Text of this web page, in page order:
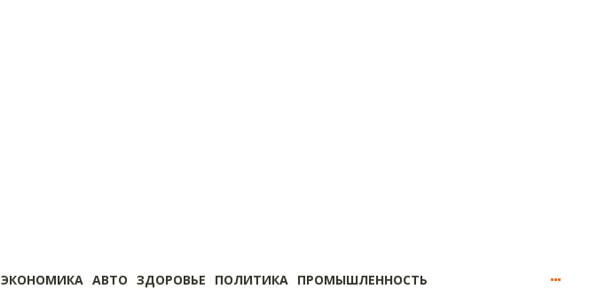
ЭКОНОМИКА АВТО ЗДОРОВЬЕ ПОЛИТИКА ПРОМЫШЛЕННОСТЬ